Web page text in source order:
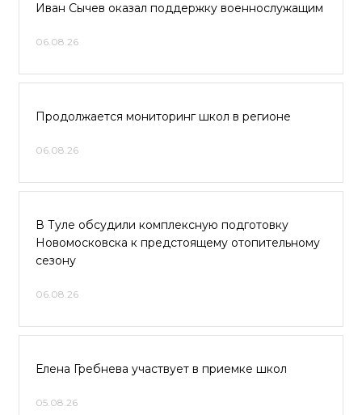
Иван Сычев оказал поддержку военнослужащим
06.08.26
Продолжается мониторинг школ в регионе
06.08.26
В Туле обсудили комплексную подготовку
Новомосковска к предстоящему отопительному
сезону
06.08.26
Елена Гребнева участвует в приемке школ
05.08.26